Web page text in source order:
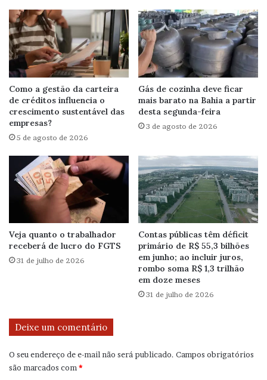
Como a gestão da carteira
de créditos influencia o
crescimento sustentável das
empresas?
5 de agosto de 2026
Gás de cozinha deve ficar
mais barato na Bahia a partir
desta segunda-feira
3 de agosto de 2026
Veja quanto o trabalhador
receberá de lucro do FGTS
31 de julho de 2026
Contas públicas têm déficit
primário de R$ 55,3 bilhões
em junho; ao incluir juros,
rombo soma R$ 1,3 trilhão
em doze meses
31 de julho de 2026
Deixe um comentário
O seu endereço de e-mail não será publicado. Campos obrigatórios
são marcados com*